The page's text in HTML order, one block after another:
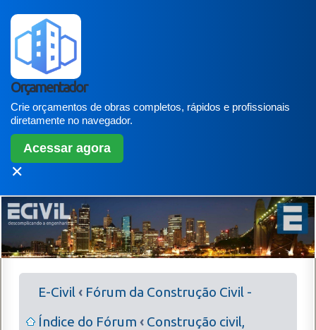
Orçamentador
Crie orçamentos de obras completos, rápidos e profissionais
diretamente no navegador.
Acessar agora
✕
E-Civil‹ Fórum da Construção Civil -
Índice do Fórum ‹ Construção civil,